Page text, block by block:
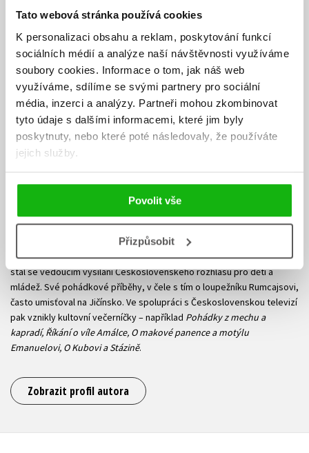
Tato webová stránka používá cookies
K personalizaci obsahu a reklam, poskytování funkcí
sociálních médií a analýze naší návštěvnosti využíváme
soubory cookies. Informace o tom, jak náš web
využíváme, sdílíme se svými partnery pro sociální
média, inzerci a analýzy. Partneři mohou zkombinovat
tyto údaje s dalšími informacemi, které jim byly
poskytnuty, nebo které poté následovaly, že používáte
jejich služby.
Povolit vše
Přizpůsobit
Spisovatel, který se narodil roku 1911 jako Václav Cafourek, je
považován za pokračovatele klasiků českých pohádek. Právnickou
fakultu nedostudoval, věnoval se raději tvorbě pro dětské časopisy a
stal se vedoucím vysílání Československého rozhlasu pro děti a
mládež. Své pohádkové příběhy, v čele s tím o loupežníku Rumcajsovi,
často umisťoval na Jičínsko. Ve spolupráci s Československou televizí
pak vznikly kultovní večerníčky – například Pohádky z mechu a
kapradí, Říkání o víle Amálce, O makové panence a motýlu
Emanuelovi, O Kubovi a Stázině.
Zobrazit profil autora